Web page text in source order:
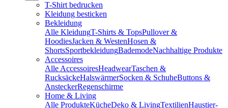
T-Shirt bedrucken
Kleidung besticken
Bekleidung
Alle KleidungT-Shirts & TopsPullover &
HoodiesJacken & WestenHosen &
ShortsSportbekleidungBademodeNachhaltige Produkte
Accessoires
Alle AccessoiresHeadwearTaschen &
RucksäckeHalswärmerSocken & SchuheButtons &
AnsteckerRegenschirme
Home & Living
Alle ProdukteKücheDeko & LivingTextilienHaustier-